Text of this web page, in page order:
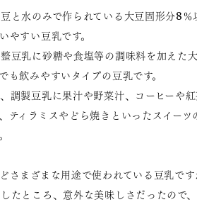
と水のみで作られている大豆固形分8
やすい豆乳です。
豆乳に砂糖や食塩等の調味料を加えた
も飲みやすいタイプの豆乳です。
調製豆乳に果汁や野菜汁、コーヒーや
ティラミスやどら焼きといったスイー
さまざまな用途で使われている豆乳で
たところ、意外な美味しさだったので